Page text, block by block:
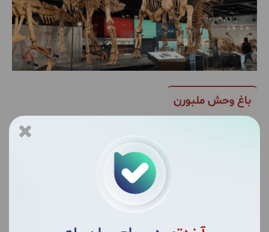
باغ وحش ملبورن
سال ۱۸۶۲
وحش
نگهداری این
شود .بخشی از
ترین بخشهای
بازدیدکنندگان تور استرالیا می